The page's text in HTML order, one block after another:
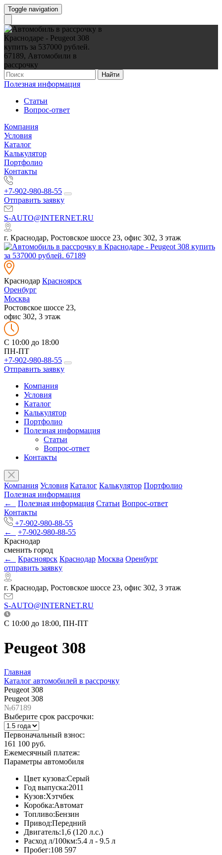
Toggle navigation
Найти
Полезная информация
Статьи
Вопрос-ответ
Компания
Условия
Каталог
Калькулятор
Портфолио
Контакты
+7-902-980-88-55
Отправить заявку
S-AUTO@INTERNET.RU
г. Краснодар, Ростовское шоссе 23, офис 302, 3 этаж
Краснодар Красноярск
Оренбург
Москва
Ростовское шоссе 23,
офис 302, 3 этаж
C 10:00 до 18:00
ПН-ПТ
+7-902-980-88-55
Отправить заявку
Компания
Условия
Каталог
Калькулятор
Портфолио
Полезная информация
Статьи
Вопрос-ответ
Контакты
Компания Условия Каталог Калькулятор Портфолио
Полезная информация
←
Полезная информация Статьи Вопрос-ответ
Контакты
+7-902-980-88-55
←
+7-902-980-88-55
Краснодар
сменить город
←
Красноярск Краснодар Москва Оренбург
отправить заявку
г. Краснодар, Ростовское шоссе 23, офис 302, 3 этаж
S-AUTO@INTERNET.RU
C 10:00 до 18:00, ПН-ПТ
Peugeot 308
Главная
Каталог автомобилей в рассрочку
Peugeot 308
Peugeot 308
№67189
Выберите срок рассрочки:
Первоначальный взнос:
161 100 руб.
Ежемесячный платеж:
Параметры автомобиля
Цвет кузова:Серый
Год выпуска:2011
Кузов:Хэтчбек
Коробка:Автомат
Топливо:Бензин
Привод:Передний
Двигатель:1,6 (120 л.с.)
Расход л/100км:5.4 л - 9.5 л
Пробег:108 597